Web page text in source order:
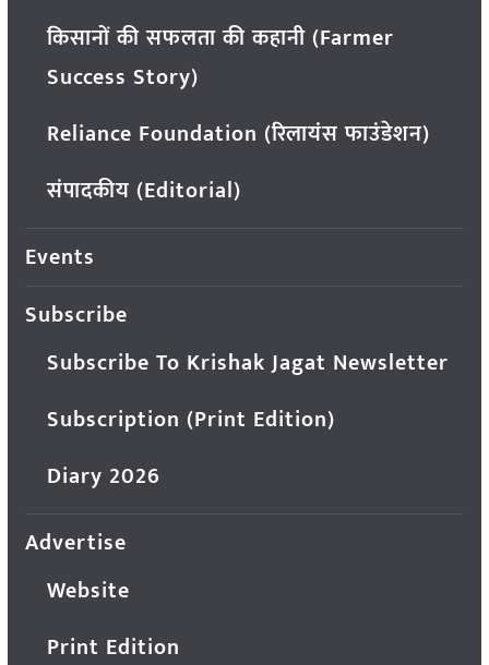
किसानों की सफलता की कहानी (Farmer
Success Story)
Reliance Foundation (रिलायंस फाउंडेशन)
संपादकीय (Editorial)
Events
Subscribe
Subscribe To Krishak Jagat Newsletter
Subscription (Print Edition)
Diary 2026
Advertise
Website
Print Edition